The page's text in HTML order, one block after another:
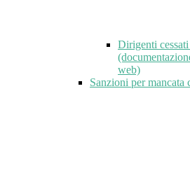
Dirigenti
web)
Sanzioni per mancata